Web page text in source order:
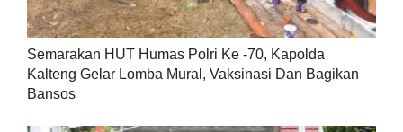
Semarakan HUT Humas Polri Ke -70, Kapolda
Kalteng Gelar Lomba Mural, Vaksinasi Dan Bagikan
Bansos